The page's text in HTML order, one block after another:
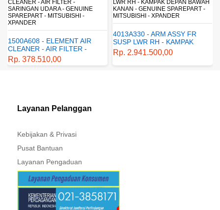
LWR RH - KAMPAK DEPAN BAWAH
KANAN - GENUINE SPAREPART -
MITSUBISHI - XPANDER
SUSP LWR RH - KAMPAK
DEPAN BAWAH KANAN -
GENUINE SPAREPART -
MITSUBISHI - XPANDER
Rp. 2.941.500,00
SUSP - SUSPENSI BELAKANG -
SHOCKBREAKER BELAKANG -
GENUINE SPAREPART -
MITSUBISHI - XPANDER
4162A413 - SHOCK
ABSORBER RR SUSP -
SUSPENSI BELAKANG -
SHOCKBREAKER BELAKANG
Layanan Pelanggan
Kebijakan & Privasi
Pusat Bantuan
Layanan Pengaduan